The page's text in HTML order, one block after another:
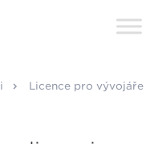
Licence pro vývojáře